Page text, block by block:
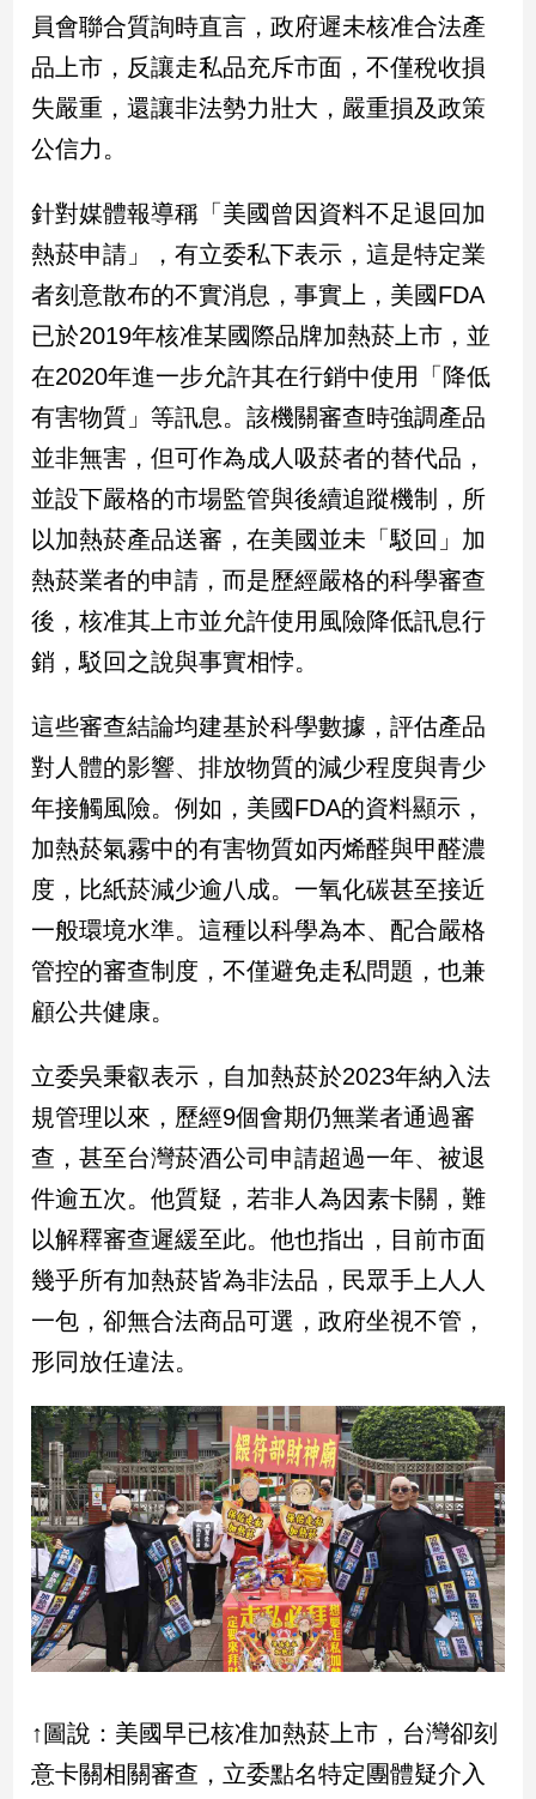
政
治
焦
品
觀
民
調
國
會
點
觀
點
兩
岸/
國
際
社
會/
地
新
冠
毒
專
區
南
台
灣
點
南
台
觀
點
娛
樂
娛
樂
星
聞
流
行/
時
尚
追
星
生
活
員會聯合質詢時直言，政府遲未核准合法產
品上市，反讓走私品充斥市面，不僅稅收損
失嚴重，還讓非法勢力壯大，嚴重損及政策
公信力。
針對媒體報導稱「美國曾因資料不足退回加
熱菸申請」，有立委私下表示，這是特定業
者刻意散布的不實消息，事實上，美國FDA
已於2019年核准某國際品牌加熱菸上市，並
在2020年進一步允許其在行銷中使用「降低
有害物質」等訊息。該機關審查時強調產品
並非無害，但可作為成人吸菸者的替代品，
並設下嚴格的市場監管與後續追蹤機制，所
以加熱菸產品送審，在美國並未「駁回」加
熱菸業者的申請，而是歷經嚴格的科學審查
後，核准其上市並允許使用風險降低訊息行
銷，駁回之說與事實相悖。
這些審查結論均建基於科學數據，評估產品
對人體的影響、排放物質的減少程度與青少
年接觸風險。例如，美國FDA的資料顯示，
加熱菸氣霧中的有害物質如丙烯醛與甲醛濃
度，比紙菸減少逾八成。一氧化碳甚至接近
一般環境水準。這種以科學為本、配合嚴格
管控的審查制度，不僅避免走私問題，也兼
顧公共健康。
立委吳秉叡表示，自加熱菸於2023年納入法
規管理以來，歷經9個會期仍無業者通過審
查，甚至台灣菸酒公司申請超過一年、被退
件逾五次。他質疑，若非人為因素卡關，難
以解釋審查遲緩至此。他也指出，目前市面
幾乎所有加熱菸皆為非法品，民眾手上人人
一包，卻無合法商品可選，政府坐視不管，
形同放任違法。
↑圖說：美國早已核准加熱菸上市，台灣卻刻
意卡關相關審查，立委點名特定團體疑介入